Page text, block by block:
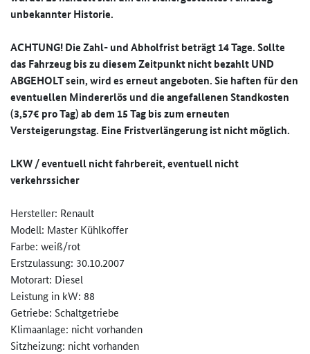
unbekannter Historie.
ACHTUNG! Die Zahl- und Abholfrist beträgt 14 Tage. Sollte
das Fahrzeug bis zu diesem Zeitpunkt nicht bezahlt UND
ABGEHOLT sein, wird es erneut angeboten. Sie haften für den
eventuellen Mindererlös und die angefallenen Standkosten
(3,57€ pro Tag) ab dem 15 Tag bis zum erneuten
Versteigerungstag. Eine Fristverlängerung ist nicht möglich.
LKW / eventuell nicht fahrbereit, eventuellnicht
verkehrssicher
Hersteller: Renault
Modell: Master Kühlkoffer
Farbe: weiß/rot
Erstzulassung: 30.10.2007
Motorart: Diesel
Leistung in kW: 88
Getriebe: Schaltgetriebe
Klimaanlage: nicht vorhanden
Sitzheizung: nicht vorhanden